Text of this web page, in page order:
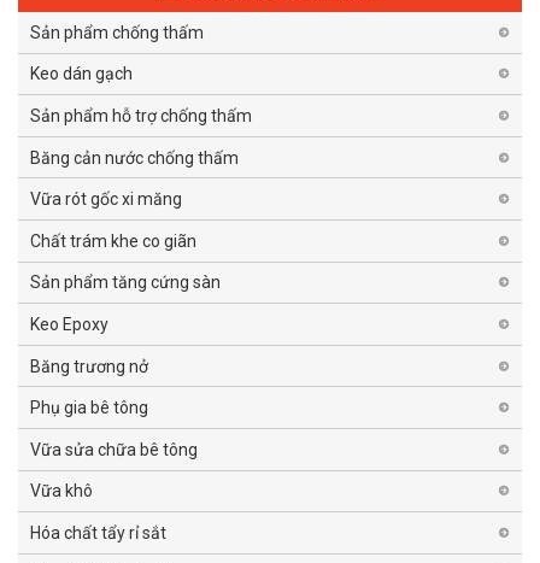
Sản phẩm chống thấm
Keo dán gạch
Sản phẩm hỗ trợ chống thấm
Băng cản nước chống thấm
Vữa rót gốc xi măng
Chất trám khe co giãn
Sản phẩm tăng cứng sàn
Keo Epoxy
Băng trương nở
Phụ gia bê tông
Vữa sửa chữa bê tông
Vữa khô
Hóa chất tẩy rỉ sắt